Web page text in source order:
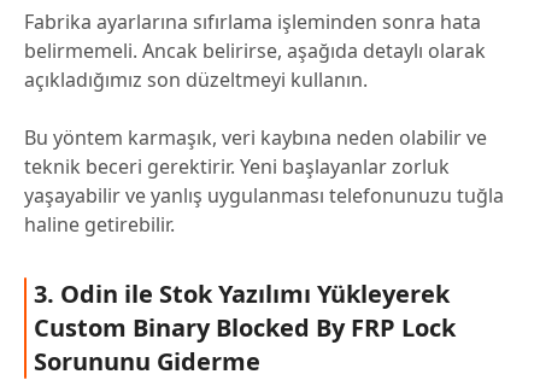
Fabrika ayarlarına sıfırlama işleminden sonra hata
belirmemeli. Ancak belirirse, aşağıda detaylı olarak
açıkladığımız son düzeltmeyi kullanın.
Bu yöntem karmaşık, veri kaybına neden olabilir ve
teknik beceri gerektirir. Yeni başlayanlar zorluk
yaşayabilir ve yanlış uygulanması telefonunuzu tuğla
haline getirebilir.
3. Odin ile Stok Yazılımı Yükleyerek
Custom Binary Blocked By FRP Lock
Sorununu Giderme